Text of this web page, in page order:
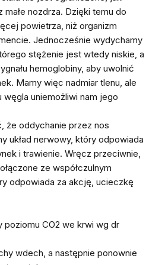
małe nozdrza. Dzięki temu do
powietrza, niż organizm
Jednocześnie wydychamy
stężenie jest wtedy niskie, a
hemoglobiny, aby uwolnić
Mamy więc nadmiar tlenu, ale
uniemożliwi nam jego
że oddychanie przez nos
układ nerwowy, który odpowiada
i trawienie. Wręcz przeciwnie,
ze współczulnym
odpowiada za akcję, ucieczkę
poziomu CO2 we krwi wg dr
wdech, a następnie ponownie